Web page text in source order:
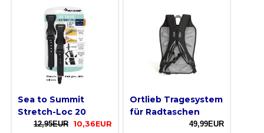
Sea to Summit
Stretch-Loc 20
12,95EUR 10,36EUR
Ortlieb Tragesystem
für Radtaschen
49,99EUR